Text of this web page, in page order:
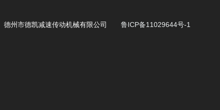
德州市德凯减速传动机械有限公司 鲁ICP备11029644号-1